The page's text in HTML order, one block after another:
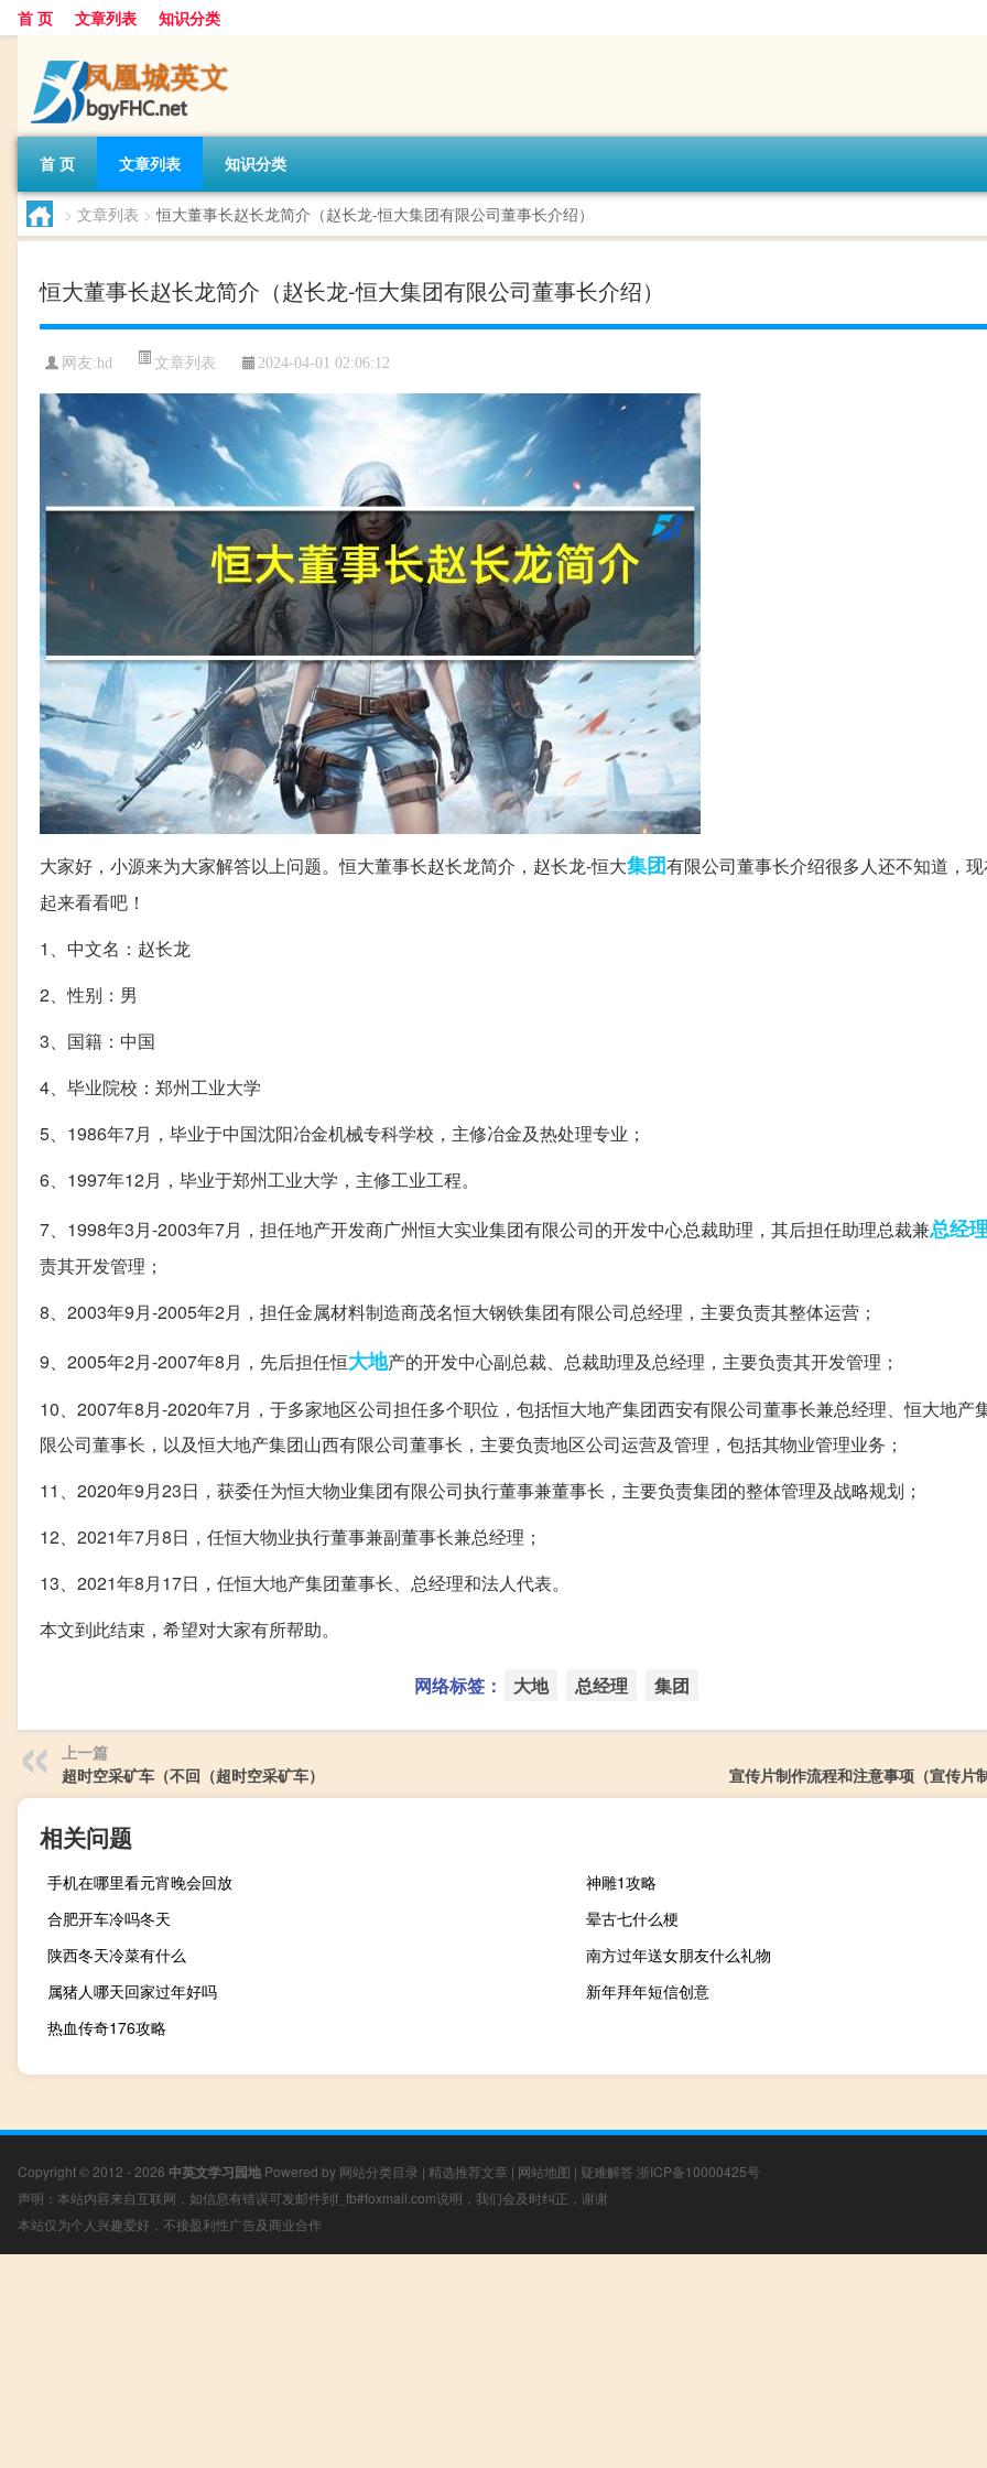
首 页 文章列表 知识分类
首 页 文章列表 知识分类
> 文章列表 > 恒大董事长赵长龙简介（赵长龙-恒大集团有限公司董事长介绍）
恒大董事长赵长龙简介（赵长龙-恒大集团有限公司董事长介绍）
网友:hd 文章列表 2024-04-01 02:06:12
大家好，小源来为大家解答以上问题。恒大董事长赵长龙简介，赵长龙-恒大集团有限公司董事长介绍很多人还不知道，
起来看看吧！
1、中文名：赵长龙
2、性别：男
3、国籍：中国
4、毕业院校：郑州工业大学
5、1986年7月，毕业于中国沈阳冶金机械专科学校，主修冶金及热处理专业；
6、1997年12月，毕业于郑州工业大学，主修工业工程。
7、1998年3月-2003年7月，担任地产开发商广州恒大实业集团有限公司的开发中心总裁助理，其后担任助理总裁兼总经
责其开发管理；
8、2003年9月-2005年2月，担任金属材料制造商茂名恒大钢铁集团有限公司总经理，主要负责其整体运营；
9、2005年2月-2007年8月，先后担任恒大地产的开发中心副总裁、总裁助理及总经理，主要负责其开发管理；
10、2007年8月-2020年7月，于多家地区公司担任多个职位，包括恒大地产集团西安有限公司董事长兼总经理、恒大地产
限公司董事长，以及恒大地产集团山西有限公司董事长，主要负责地区公司运营及管理，包括其物业管理业务；
11、2020年9月23日，获委任为恒大物业集团有限公司执行董事兼董事长，主要负责集团的整体管理及战略规划；
12、2021年7月8日，任恒大物业执行董事兼副董事长兼总经理；
13、2021年8月17日，任恒大地产集团董事长、总经理和法人代表。
本文到此结束，希望对大家有所帮助。
网络标签： 大地 总经理 集团
上一篇
超时空采矿车（不回（超时空采矿车）
宣传片制作流程和注意事项（宣传片
相关问题
手机在哪里看元宵晚会回放
神雕1攻略
合肥开车冷吗冬天
晕古七什么梗
陕西冬天冷菜有什么
南方过年送女朋友什么礼物
属猪人哪天回家过年好吗
新年拜年短信创意
热血传奇176攻略
Copyright © 2012 - 2026 中英文学习园地 Powered by 网站分类目录 | 精选推荐文章 | 网站地图 | 疑难解答 浙ICP备10000425号
声明：本站内容来自互联网，如信息有错误可发邮件到f_fb#foxmail.com说明，我们会及时纠正，谢谢
本站仅为个人兴趣爱好，不接盈利性广告及商业合作